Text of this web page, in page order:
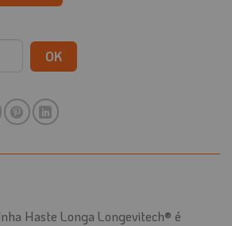
OK
Haste Longa Longevitech® é